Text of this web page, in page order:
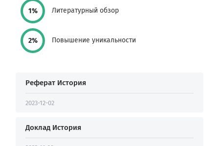
1% Литературный обзор
2% Повышение уникальности
Реферат История
2023-12-02
Доклад История